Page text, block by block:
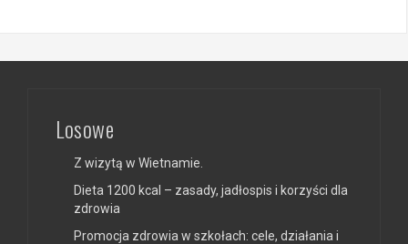
Losowe
Z wizytą w Wietnamie.
Dieta 1200 kcal – zasady, jadłospis i korzyści dla
zdrowia
Promocja zdrowia w szkołach: cele, działania i